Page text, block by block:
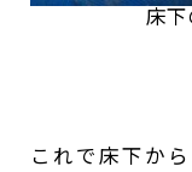
床下
これで床下か